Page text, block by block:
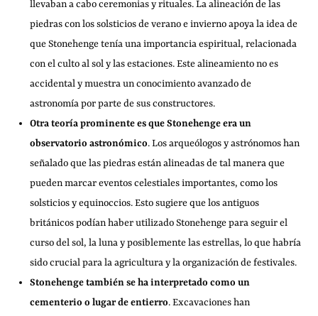
llevaban a cabo ceremonias y rituales. La alineación de las
piedras con los solsticios de verano e invierno apoya la idea de
que Stonehenge tenía una importancia espiritual, relacionada
con el culto al sol y las estaciones. Este alineamiento no es
accidental y muestra un conocimiento avanzado de
astronomía por parte de sus constructores.
Otra teoría prominente es que Stonehenge era un
observatorio astronómico. Los arqueólogos y astrónomos han
señalado que las piedras están alineadas de tal manera que
pueden marcar eventos celestiales importantes, como los
solsticios y equinoccios. Esto sugiere que los antiguos
británicos podían haber utilizado Stonehenge para seguir el
curso del sol, la luna y posiblemente las estrellas, lo que habría
sido crucial para la agricultura y la organización de festivales.
Stonehenge también se ha interpretado como un
cementerio o lugar de entierro. Excavaciones han